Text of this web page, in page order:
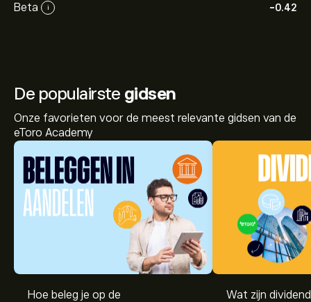
Beta i -0.42
De populairste gidsen
Onze favorieten voor de meest relevante gidsen van de
eToro Academy
Hoe beleg je op de
Wat zijn